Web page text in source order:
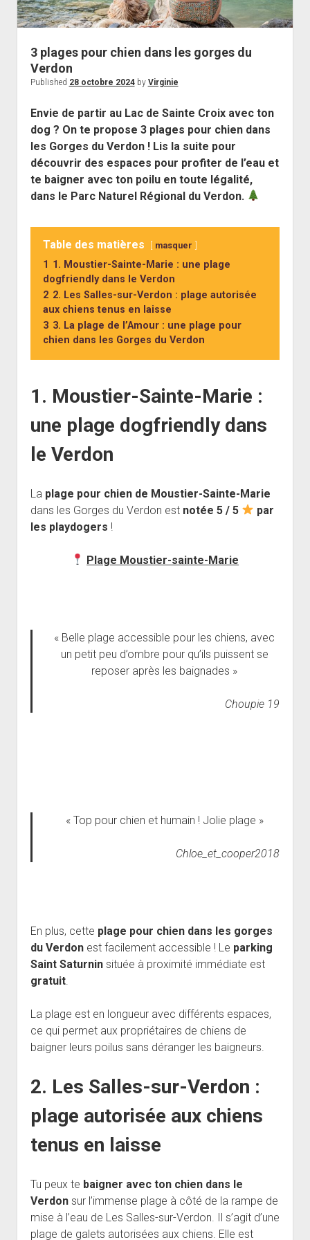
3 plages pour chien dans les gorges du
Verdon
Published 28 octobre 2024by Virginie
Envie de partir au Lac de Sainte Croix avec ton
dog ? On te propose 3 plages pour chien dans
les Gorges du Verdon ! Lis la suite pour
découvrir des espaces pour profiter de l’eau et
te baigner avec ton poilu en toute légalité,
dans le Parc Naturel Régional du Verdon.
Table des matières masquer
1 1. Moustier-Sainte-Marie : une plage
dogfriendly dans le Verdon
2 2. Les Salles-sur-Verdon : plage autorisée
aux chiens tenus en laisse
3 3. La plage de l’Amour : une plage pour
chien dans les Gorges du Verdon
1. Moustier-Sainte-Marie :
une plage dogfriendly dans
le Verdon
La plage pour chien de Moustier-Sainte-Marie
dans les Gorges du Verdon est notée 5 / 5
par
les playdogers !
Plage Moustier-sainte-Marie
« Belle plage accessible pour les chiens, avec
un petit peu d’ombre pour qu’ils puissent se
reposer après les baignades »
Choupie 19
« Top pour chien et humain ! Jolie plage »
Chloe_et_cooper2018
En plus, cette plage pour chien dans les gorges
du Verdonest facilement accessible ! Le parking
Saint Saturninsituée à proximité immédiate est
gratuit.
La plage est en longueur avec différents espaces,
ce qui permet aux propriétaires de chiens de
baigner leurs poilus sans déranger les baigneurs.
2. Les Salles-sur-Verdon :
plage autorisée aux chiens
tenus en laisse
Tu peux te baigner avec ton chien dans le
Verdonsur l’immense plage à côté de la rampe de
mise à l’eau de Les Salles-sur-Verdon. Il s’agit d’une
plage de galets autorisées aux chiens. Elle est